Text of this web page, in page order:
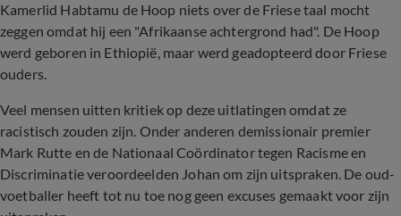
Kamerlid Habtamu de Hoop niets over de Friese taal mocht
zeggen omdat hij een "Afrikaanse achtergrond had". De Hoop
werd geboren in Ethiopië, maar werd geadopteerd door Friese
ouders.
Veel mensen uitten kritiek op deze uitlatingen omdat ze
racistisch zouden zijn. Onder anderen demissionair premier
Mark Rutte en de Nationaal Coördinator tegen Racisme en
Discriminatie veroordeelden Johan om zijn uitspraken. De oud-
voetballer heeft tot nu toe nog geen excuses gemaakt voor zijn